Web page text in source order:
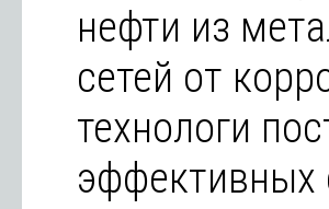
нефти из
сетей от
технологи
эффективных